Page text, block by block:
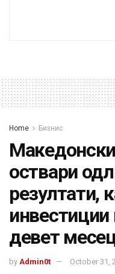
Home Бизнис
оствари
резултати,
инвестиции
девет
by Admin0t October 31,